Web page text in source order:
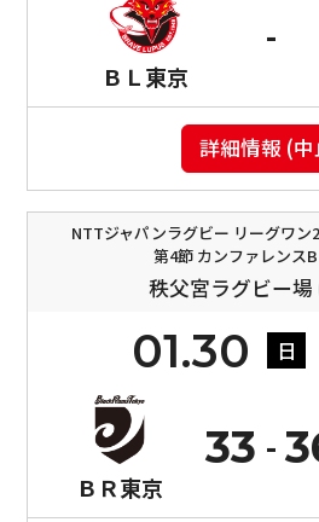
ＢＬ東京
詳細情報 (中
NTTジャパンラグビー リーグワン
第4節 カンファレンス
秩父宮ラグビー場
01.30 日
ＢＲ東京
33